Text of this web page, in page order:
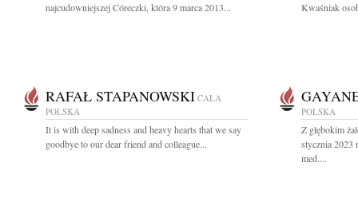
najcudowniejszej Córeczki, która 9 marca 2013...
Kwaśniak
RAFAŁ STAPANOWSKI CAŁA
POLSKA
It is with deep sadness and heavy hearts that we say
goodbye to our dear friend and colleague...
POLSKA
Z głębokim
stycznia 2023
med....